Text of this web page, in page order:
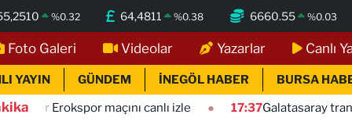
%0.32 64,4811 %0.38 6660.55 %0.03
Foto Galeri Videolar Yazarlar Canlı
YAYIN GÜNDEM İNEGÖL HABER BURSA
maçını canlı izle 17:37 Galatasaray transfer